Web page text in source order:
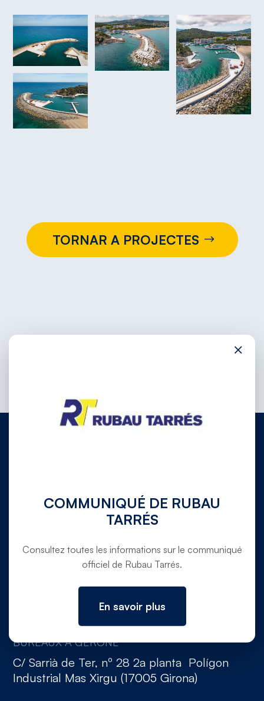
TORNAR A PROJECTES
BUREAUX À VERGES ET SIÈGE SOCIAL
pk. 354,5 (Canet de La Tallada, 17134,
BUREAUX À GÉRONE
C/ Sarrià de Ter, nº 28 2a planta Polígon
Industrial Mas Xirgu (17005 Girona)
×
COMMUNIQUÉ DE RUBAU
TARRÉS
Consultez toutes les informations sur le communiqué
officiel de Rubau Tarrés.
En savoir plus